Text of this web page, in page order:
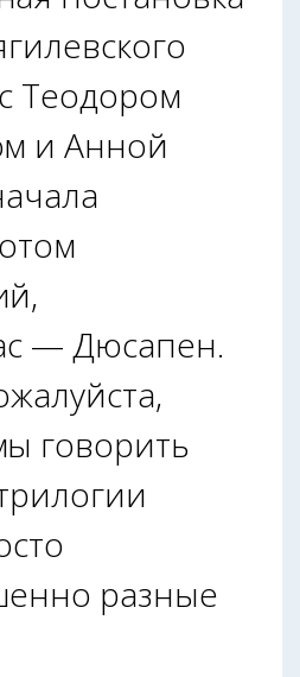
Теодором
и Анной
— Дюсапен.
говорить
разные